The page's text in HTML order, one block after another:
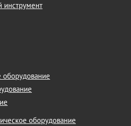
инструмент
оборудование
оборудование